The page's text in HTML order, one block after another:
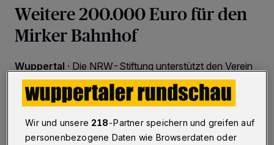
Weitere 200.000 Euro für den
Mirker Bahnhof
Wuppertal · Die NRW-Stiftung unterstützt den Verein
Utopiastadt wird beim Um- und Ausbau des Mirker
Bahnhofs mit 200.000 Euro. Die schriftliche
Förderzusage übergab nun Stiftungspräsident Harry K.
Vereinsvorsitzenden David J. Becher.
Wir und unsere 218-Partner speichern und greifen auf
personenbezogene Daten wie Browserdaten oder